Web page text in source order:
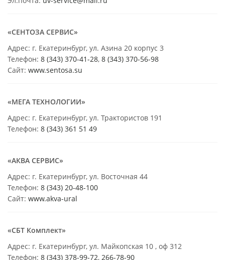
«СЕНТОЗА СЕРВИС»
Адрес: г. Екатеринбург, ул. Азина 20 корпус 3
Телефон: 8 (343) 370-41-28, 8 (343) 370-56-98
Сайт: www.sentosa.su
«МЕГА ТЕХНОЛОГИИ»
Адрес: г. Екатеринбург, ул. Трактористов 191
Телефон: 8 (343) 361 51 49
«АКВА СЕРВИС»
Адрес: г. Екатеринбург, ул. Восточная 44
Телефон: 8 (343) 20-48-100
Сайт: www.akva-ural
«СБТ Комплект»
Адрес: г. Екатеринбург, ул. Майкопская 10 , оф 312
Телефон: 8 (343) 378-99-72, 266-78-90